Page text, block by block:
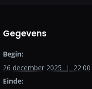
Gegevens
Begin:
26 december 2025 | 22:00
Einde: